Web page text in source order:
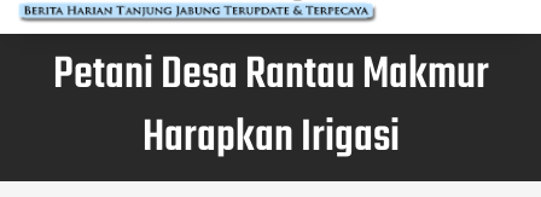
Petani Desa Rantau Makmur
Harapkan Irigasi